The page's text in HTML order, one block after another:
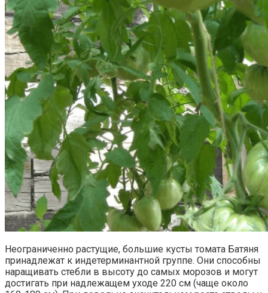
Неограниченно растущие, большие кусты томата Батяня
принадлежат к индетерминантной группе. Они способны
наращивать стебли в высоту до самых морозов и могут
достигать при надлежащем уходе 220 см (чаще около